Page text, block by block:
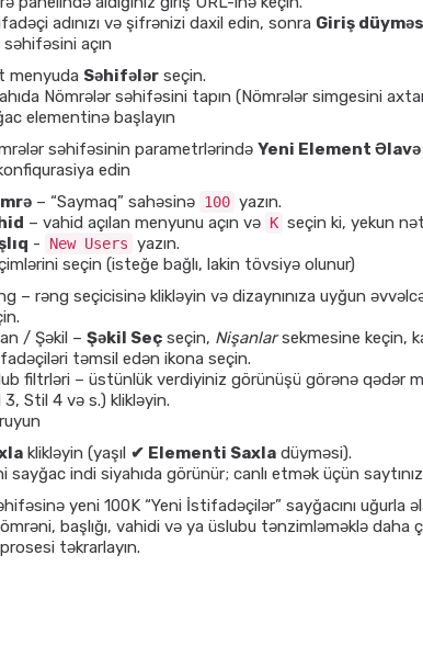
adınızı və şifrənizi daxil edin, sonra Giriş
səhifəsini açın
menyuda Səhifələr seçin.
Nömrələr səhifəsini tapın (Nömrələr simgesini
elementinə başlayın
səhifəsinin parametrlərində Yeni Element
edin
– “Saymaq” sahəsinə 100 yazın.
– vahid açılan menyunu açın və K seçin ki, yekun
- New Users yazın.
seçin (isteğe bağlı, lakin tövsiyə olunur)
– rəng seçicisinə klikləyin və dizaynınıza uyğun
/ Şəkil – Şəkil Seç seçin, Nişanlarsekmesine keçin,
təmsil edən ikona seçin.
filtrləri – üstünlük verdiyiniz görünüşü görənə qədər
3, Stil 4 və s.) klikləyin.
klikləyin (yaşıl ✔ Elementi Saxla düyməsi).
sayğac indi siyahıda görünür; canlı etmək üçün
yeni 100K “Yeni İstifadəçilər” sayğacını uğurla
başlığı, vahidi və ya üslubu tənzimləməklə daha
təkrarlayın.